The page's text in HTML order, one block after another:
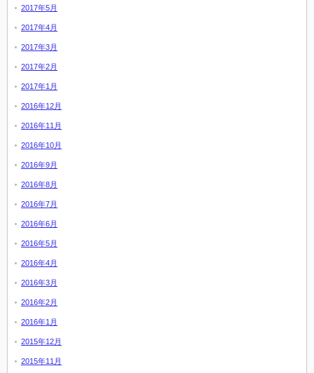
2017年5月
2017年4月
2017年3月
2017年2月
2017年1月
2016年12月
2016年11月
2016年10月
2016年9月
2016年8月
2016年7月
2016年6月
2016年5月
2016年4月
2016年3月
2016年2月
2016年1月
2015年12月
2015年11月